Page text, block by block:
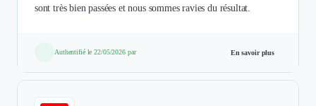
sont très bien passées et nous sommes ravies du résultat.
Authentifié le 22/05/2026 par En savoir plus